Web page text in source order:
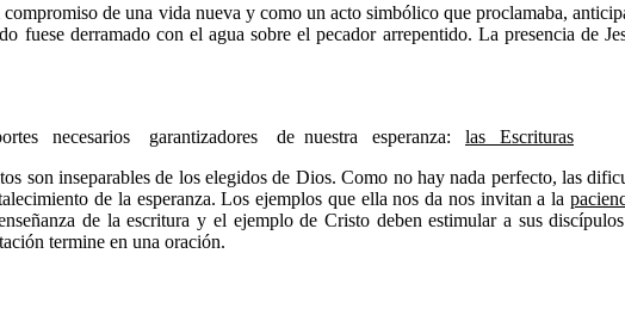
de una vida nueva y como un acto simbólico que proclamaba,
derramado con el agua sobre el pecador arrepentido. La presencia de
necesarios garantizadores de nuestra esperanza: las Escrituras
son inseparables de los elegidos de Dios. Como no hay nada perfecto, las
de la esperanza. Los ejemplos que ella nos da nos invitan a la
de la escritura y el ejemplo de Cristo deben estimular a sus
termine en una oración.